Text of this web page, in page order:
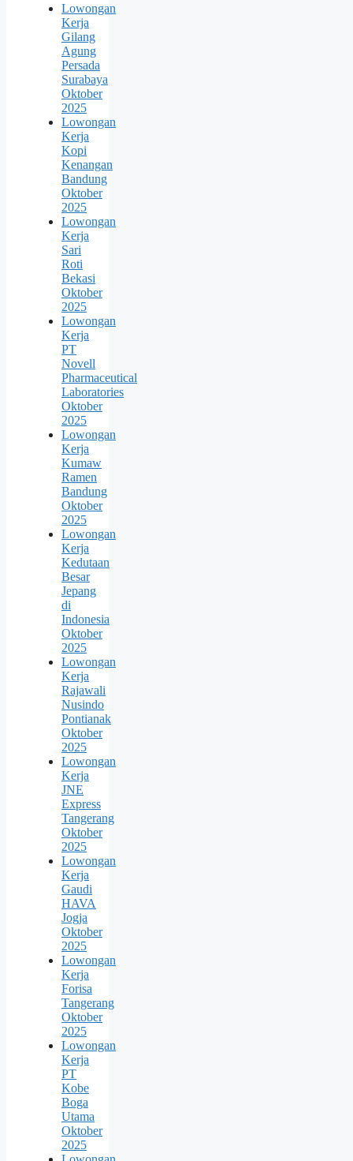
Lowongan
Kerja
Gilang
Agung
Persada
Surabaya
Oktober
2025
Lowongan
Kerja
Kopi
Kenangan
Bandung
Oktober
2025
Lowongan
Kerja
Sari
Roti
Bekasi
Oktober
2025
Lowongan
Kerja
PT
Novell
Pharmaceutical
Laboratories
Oktober
2025
Lowongan
Kerja
Kumaw
Ramen
Bandung
Oktober
2025
Lowongan
Kerja
Kedutaan
Besar
Jepang
di
Indonesia
Oktober
2025
Lowongan
Kerja
Rajawali
Nusindo
Pontianak
Oktober
2025
Lowongan
Kerja
JNE
Express
Tangerang
Oktober
2025
Lowongan
Kerja
Gaudi
HAVA
Jogja
Oktober
2025
Lowongan
Kerja
Forisa
Tangerang
Oktober
2025
Lowongan
Kerja
PT
Kobe
Boga
Utama
Oktober
2025